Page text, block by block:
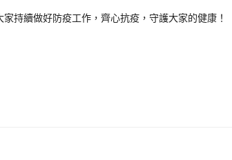
家持續做好防疫工作，齊心抗疫，守護大家的健康！